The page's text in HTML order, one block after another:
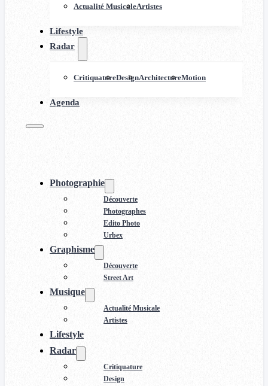
Actualité MusicaleArtistes
Lifestyle
Radar
CritiquatureDesignArchitectureMotion
Agenda
Photographie
Découverte
Photographes
Edito Photo
Urbex
Graphisme
Découverte
Street Art
Musique
Actualité Musicale
Artistes
Lifestyle
Radar
Critiquature
Design